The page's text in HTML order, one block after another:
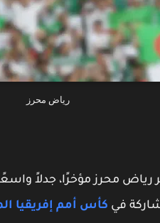
رياض محرز
رياض محرزمؤخرًا، جدلاً
في كأس أمم إفريقيا